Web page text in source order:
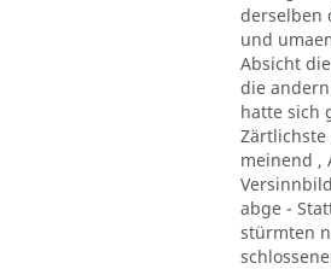
derselben
und
Absicht
die
hatte sich
meinend ,
abge -
stürmten